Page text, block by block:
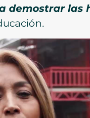
demostrar las